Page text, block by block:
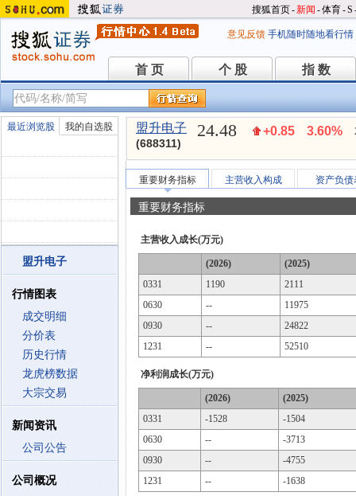
搜狐首页-新闻 -体育-S
意见反馈 手机随时随地看行情
首 页
首 页 个 股
个 股 指 数
指 数
最近浏览股 我的自选股
盟升电子
行情图表
成交明细
分价表
历史行情
龙虎榜数据
大宗交易
新闻资讯
公司公告
公司概况
盟升电子
(688311)
24.48 +0.85 3.60%
重要财务指标 主营收入构成 资产负债
重要财务指标
主营收入成长(万元)
(2026)
(2025)
0331
1190
2111
0630
--
11975
0930
--
24822
1231
-- 52510
净利润成长(万元)
(2026)
(2025)
0331
-1528
-1504
0630
--
-3713
0930
--
-4755
1231
-- -1638